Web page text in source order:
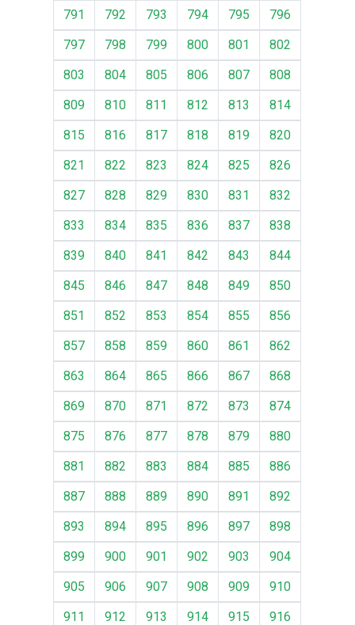
791 792 793 794 795
796
797
798 799 800 801
802
803
804 805 806 807
808
809
810 811 812 813
814
815
816 817 818 819
820
821
822 823 824 825
826
827
828 829 830 831
832
833
834 835 836 837
838
839
840 841 842 843
844
845
846 847 848 849
850
851
852 853 854 855
856
857
858 859 860 861
862
863
864 865 866 867
868
869
870 871 872 873
874
875
876 877 878 879
880
881
882 883 884 885
886
887
888 889 890 891
892
893
894 895 896 897
898
899
900 901 902 903
904
905
906 907 908 909
910
911
912 913 914 915
916